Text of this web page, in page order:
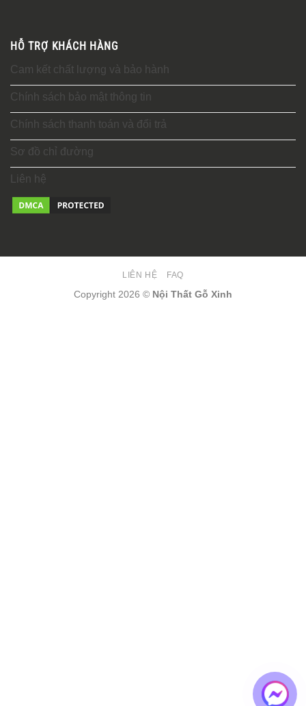
HỖ TRỢ KHÁCH HÀNG
Cam kết chất lượng và bảo hành
Chính sách bảo mật thông tin
Chính sách thanh toán và đổi trả
Sơ đồ chỉ đường
Liên hệ
LIÊN HỆ FAQ
Copyright 2026 © Nội Thất Gỗ Xinh